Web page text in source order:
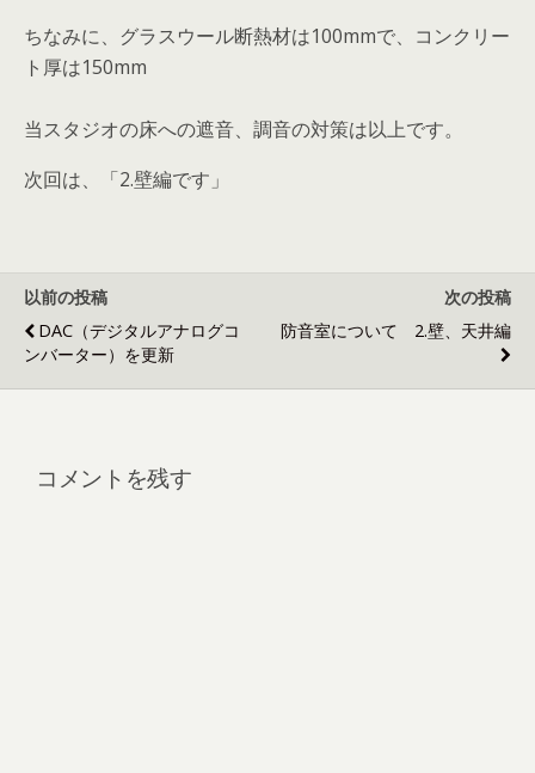
ちなみに、グラスウール断熱材は100mmで、コンクリー
ト厚は150mm
当スタジオの床への遮音、調音の対策は以上です。
次回は、「2.壁編です」
以前の投稿
DAC（デジタルアナログコ
ンバーター）を更新
次の投稿
防音室について 2.壁、天井編
コメントを残す